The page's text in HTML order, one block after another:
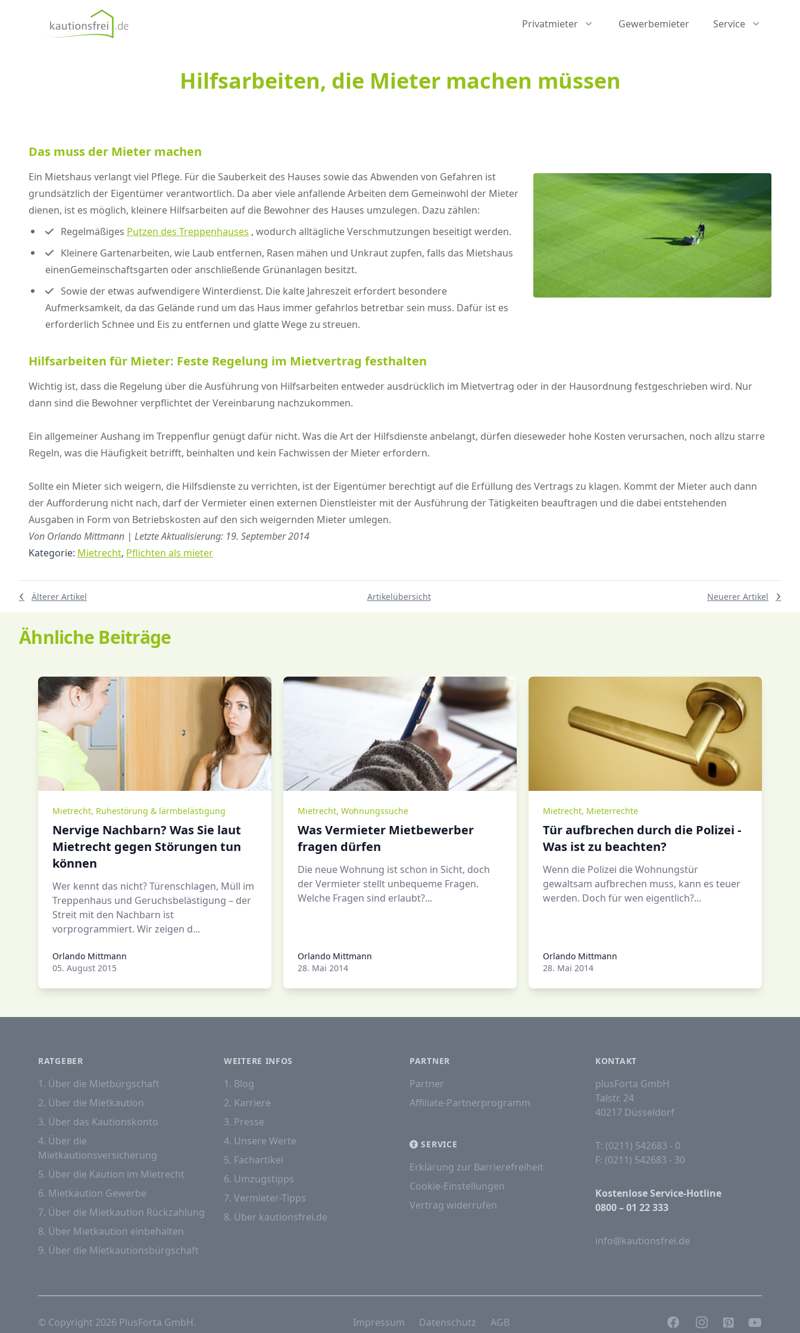
kautionsfrei.de
Privatmieter Gewerbemieter Service
Hilfsarbeiten, die Mieter machen müssen
Das muss der Mieter machen
Ein Mietshaus verlangt viel Pflege. Für die Sauberkeit des Hauses sowie das Abwenden von Gefahren ist
grundsätzlich der Eigentümer verantwortlich. Da aber viele anfallende Arbeiten dem Gemeinwohl der Mieter
dienen, ist es möglich, kleinere Hilfsarbeiten auf die Bewohner des Hauses umzulegen. Dazu zählen:
Regelmäßiges Putzen des Treppenhauses , wodurch alltägliche Verschmutzungen beseitigt werden.
Kleinere Gartenarbeiten, wie Laub entfernen, Rasen mähen und Unkraut zupfen, falls das Mietshaus
einenGemeinschaftsgarten oder anschließende Grünanlagen besitzt.
Sowie der etwas aufwendigere Winterdienst. Die kalte Jahreszeit erfordert besondere
Aufmerksamkeit, da das Gelände rund um das Haus immer gefahrlos betretbar sein muss. Dafür ist es
erforderlich Schnee und Eis zu entfernen und glatte Wege zu streuen.
Hilfsarbeiten für Mieter: Feste Regelung im Mietvertrag festhalten
Wichtig ist, dass die Regelung über die Ausführung von Hilfsarbeiten entweder ausdrücklich im Mietvertrag oder in der Hausordnung festgeschrieben wird. Nur
dann sind die Bewohner verpflichtet der Vereinbarung nachzukommen.
Ein allgemeiner Aushang im Treppenflur genügt dafür nicht. Was die Art der Hilfsdienste anbelangt, dürfen dieseweder hohe Kosten verursachen, noch allzu starre
Regeln, was die Häufigkeit betrifft, beinhalten und kein Fachwissen der Mieter erfordern.
Sollte ein Mieter sich weigern, die Hilfsdienste zu verrichten, ist der Eigentümer berechtigt auf die Erfüllung des Vertrags zu klagen. Kommt der Mieter auch dann
der Aufforderung nicht nach, darf der Vermieter einen externen Dienstleister mit der Ausführung der Tätigkeiten beauftragen und die dabei entstehenden
Ausgaben in Form von Betriebskosten auf den sich weigernden Mieter umlegen.
Von Orlando Mittmann | Letzte Aktualisierung: 19. September 2014
Kategorie: Mietrecht, Pflichten als mieter
Älterer Artikel Artikelübersicht Neuerer Artikel
Ähnliche Beiträge
Mietrecht, Ruhestörung & lärmbelästigung
Nervige Nachbarn? Was Sie laut
Mietrecht gegen Störungen tun
können
Wer kennt das nicht? Türenschlagen, Müll im
Treppenhaus und Geruchsbelästigung – der
Streit mit den Nachbarn ist
vorprogrammiert. Wir zeigen d...
Orlando Mittmann
Orlando Mittmann
05. August 2015
Mietrecht, Wohnungssuche
Was Vermieter Mietbewerber
fragen dürfen
Die neue Wohnung ist schon in Sicht, doch
der Vermieter stellt unbequeme Fragen.
Welche Fragen sind erlaubt?...
Orlando Mittmann
Orlando Mittmann
28. Mai 2014
Mietrecht, Mieterrechte
Tür aufbrechen durch die Polizei -
Was ist zu beachten?
Wenn die Polizei die Wohnungstür
gewaltsam aufbrechen muss, kann es teuer
werden. Doch für wen eigentlich?...
Orlando Mittmann
Orlando Mittmann
28. Mai 2014
RATGEBER
1. Über die Mietbürgschaft
2. Über die Mietkaution
3. Über das Kautionskonto
4. Über die
Mietkautionsversicherung
5. Über die Kaution im Mietrecht
6. Mietkaution Gewerbe
7. Über die Mietkaution Rückzahlung
8. Über Mietkaution einbehalten
9. Über die Mietkautionsbürgschaft
WEITERE INFOS
1. Blog
2. Karriere
3. Presse
4. Unsere Werte
5. Fachartikel
6. Umzugstipps
7. Vermieter-Tipps
8. Über kautionsfrei.de
PARTNER
Partner
Affiliate-Partnerprogramm
SERVICE
Erklärung zur Barrierefreiheit
Cookie-Einstellungen
Vertrag widerrufen
KONTAKT
plusForta GmbH
Talstr. 24
40217 Düsseldorf
T: (0211) 542683 - 0
F: (0211) 542683 - 30
Kostenlose Service-Hotline
0800 – 01 22 333
info@kautionsfrei.de
Impressum Datenschutz AGB FacebookInstagramPinterestYouTube
© Copyright 2026 PlusForta GmbH.